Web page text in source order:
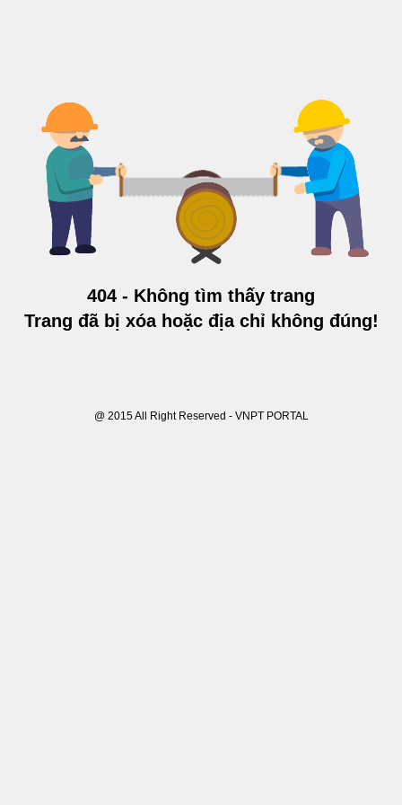
404 - Không tìm thấy trang
Trang đã bị xóa hoặc địa chỉ không đúng!
@ 2015 All Right Reserved - VNPT PORTAL